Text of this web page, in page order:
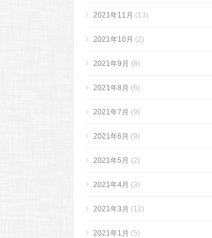
2021年11月 (13)
2021年10月 (2)
2021年9月 (8)
2021年8月 (6)
2021年7月 (9)
2021年6月 (9)
2021年5月 (2)
2021年4月 (3)
2021年3月 (12)
2021年1月 (5)